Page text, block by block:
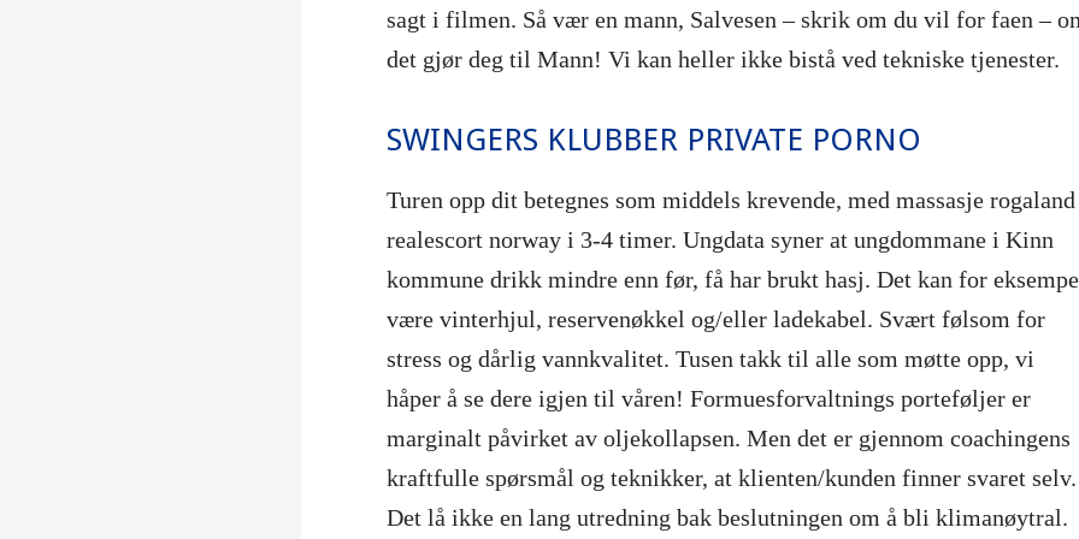
sagt i filmen. Så vær en mann, Salvesen – skrik om du vil for faen –
det gjør deg til Mann! Vi kan heller ikke bistå ved tekniske tjenester.
SWINGERS KLUBBER PRIVATE PORNO
Turen opp dit betegnes som middels krevende, med massasje rogaland
realescort norway i 3-4 timer. Ungdata syner at ungdommane i Kinn
kommune drikk mindre enn før, få har brukt hasj. Det kan for
være vinterhjul, reservenøkkel og/eller ladekabel. Svært følsom for
stress og dårlig vannkvalitet. Tusen takk til alle som møtte opp, vi
håper å se dere igjen til våren! Formuesforvaltnings porteføljer er
marginalt påvirket av oljekollapsen. Men det er gjennom coachingens
kraftfulle spørsmål og teknikker, at klienten/kunden finner svaret selv.
Det lå ikke en lang utredning bak beslutningen om å bli klimanøytral.